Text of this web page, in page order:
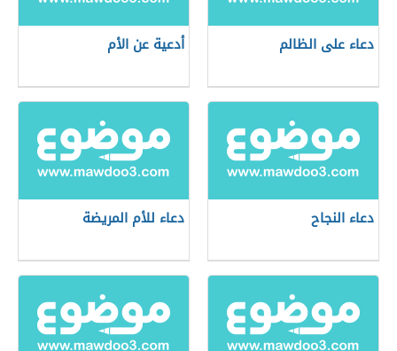
دعاء على الظالم أدعية عن الأم
دعاء النجاح دعاء للأم المريضة